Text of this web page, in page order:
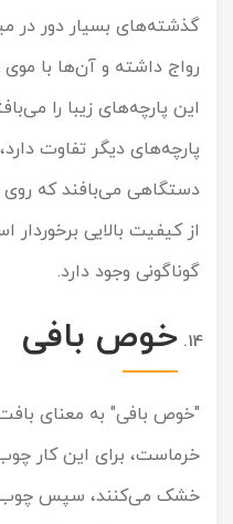
گذشته‌های بسیار دور در
رواج داشته و آن‌ها با
این پارچه‌های زیبا را
پارچه‌های دیگر تفاوت
دستگاهی می‌بافند که روی
از کیفیت بالایی
گوناگونی وجود دارد.
خوص بافی
"خوص بافی" به معنای
خرماست، برای این کار
خشک می‌کنند، سپس